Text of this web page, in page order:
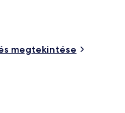
megtekintése